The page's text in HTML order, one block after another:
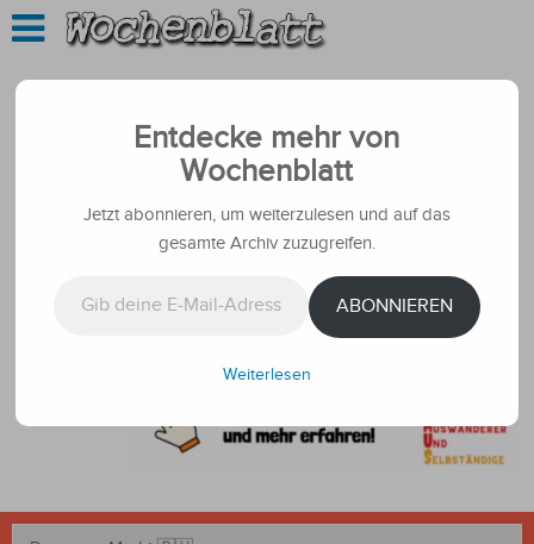
Entdecke mehr von
Wochenblatt
Jetzt abonnieren, um weiterzulesen und auf das
gesamte Archiv zuzugreifen.
ABONNIEREN
Weiterlesen